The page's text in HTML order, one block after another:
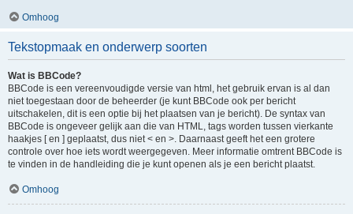
Omhoog
Tekstopmaak en onderwerp soorten
Wat is BBCode?
BBCode is een vereenvoudigde versie van html, het gebruik ervan is al dan
niet toegestaan door de beheerder (je kunt BBCode ook per bericht
uitschakelen, dit is een optie bij het plaatsen van je bericht). De syntax van
BBCode is ongeveer gelijk aan die van HTML, tags worden tussen vierkante
haakjes [ en ] geplaatst, dus niet < en >. Daarnaast geeft het een grotere
controle over hoe iets wordt weergegeven. Meer informatie omtrent BBCode is
te vinden in de handleiding die je kunt openen als je een bericht plaatst.
Omhoog